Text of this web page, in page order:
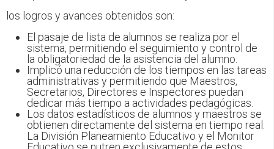
los logros y avances obtenidos son:
El pasaje de lista de alumnos se realiza por el
sistema, permitiendo el seguimiento y control de
la obligatoriedad de la asistencia del alumno.
Implicó una reducción de los tiempos en las tareas
administrativas y permitiendo que Maestros,
Secretarios, Directores e Inspectores puedan
dedicar más tiempo a actividades pedagógicas.
Los datos estadísticos de alumnos y maestros se
obtienen directamente del sistema en tiempo real.
La División Planeamiento Educativo y el Monitor